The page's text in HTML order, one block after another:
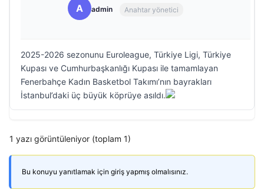
A admin Anahtar yönetici
2025-2026 sezonunu Euroleague, Türkiye Ligi, Türkiye
Kupası ve Cumhurbaşkanlığı Kupası ile tamamlayan
Fenerbahçe Kadın Basketbol Takımı’nın bayrakları
İstanbul’daki üç büyük köprüye asıldı.
1 yazı görüntüleniyor (toplam 1)
Bu konuyu yanıtlamak için giriş yapmış olmalısınız.